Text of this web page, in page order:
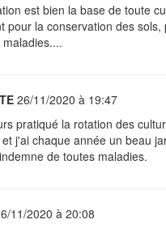
est bien la base de toute
pour la conservation des sols,
26/11/2020 à 19:47
pratiqué la rotation des
j'ai chaque année un beau
de toutes maladies.
11/2020 à 20:08